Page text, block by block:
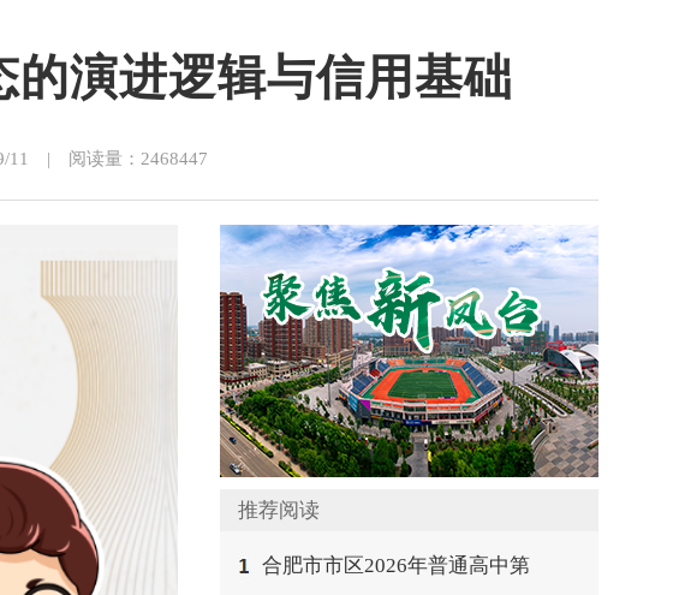
演进逻辑与信用基础
11 | 阅读量：2468447
推荐阅读
合肥市市区2026年普通高中第